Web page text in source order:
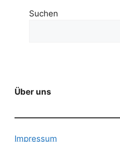
Suchen
Über uns
Impressum